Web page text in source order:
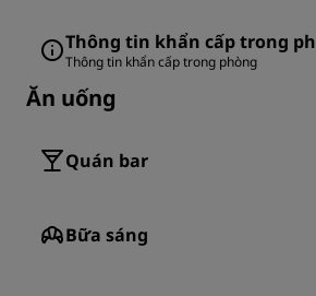
Thông tin khẩn cấp trong
Thông tin khẩn cấp trong phòng
Ăn uống
Quán bar
Bữa sáng